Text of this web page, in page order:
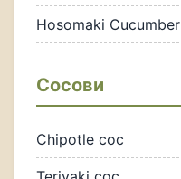
Hosomaki Cucumber
Сосови
Chipotle сос